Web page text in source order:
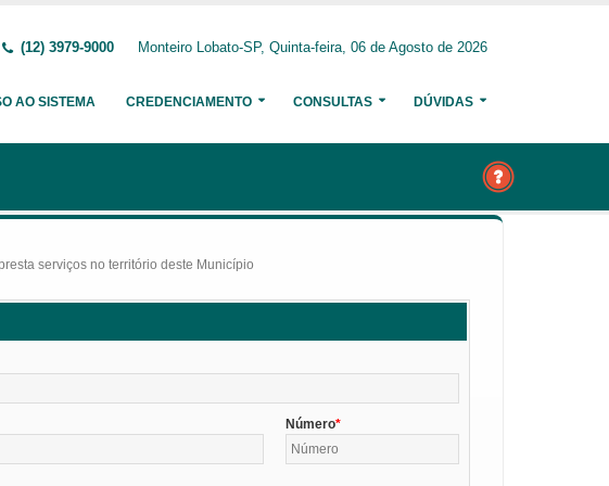
(12) 3979-9000 Monteiro Lobato-SP, Quinta-feira, 06 de Agosto de 2026
AO SISTEMA CREDENCIAMENTO CONSULTAS DÚVIDAS
serviços no território deste Município
Número